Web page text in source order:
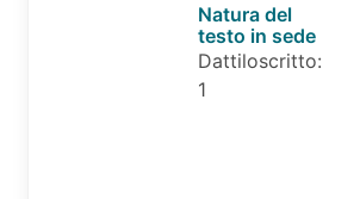
Natura del
testo in sede
Dattiloscritto:
1